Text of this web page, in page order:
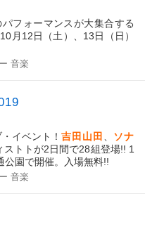
フォーマンスが大集合する
月12日（土）、13日（日）
音楽
イベント！ 吉田山田
ソナ
ストトが2日間で28組登場!! 1
公園で開催。入場無料!!
音楽